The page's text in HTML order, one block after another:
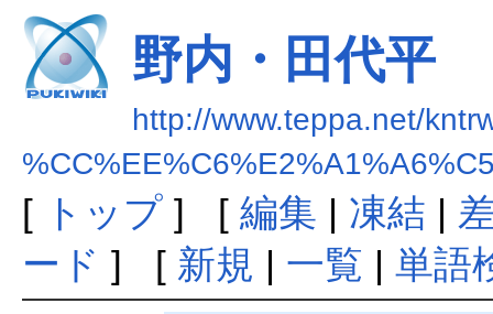
野内・田代平
http://www.teppa.net/
[ トップ] [ 編集 | 凍結 |
ード ] [ 新規 | 一覧 | 単語